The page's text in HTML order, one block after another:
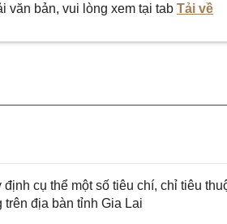
văn bản, vui lòng xem tại tab Tải về
cụ thể một số tiêu chí, chỉ tiêu
địa bàn tỉnh Gia Lai